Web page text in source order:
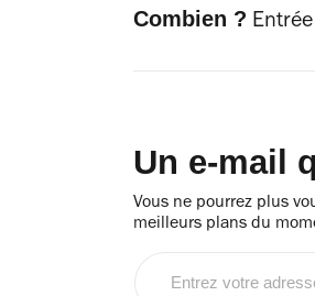
Combien ?
Un e-mail
Vous ne pourrez plus
meilleurs plans du